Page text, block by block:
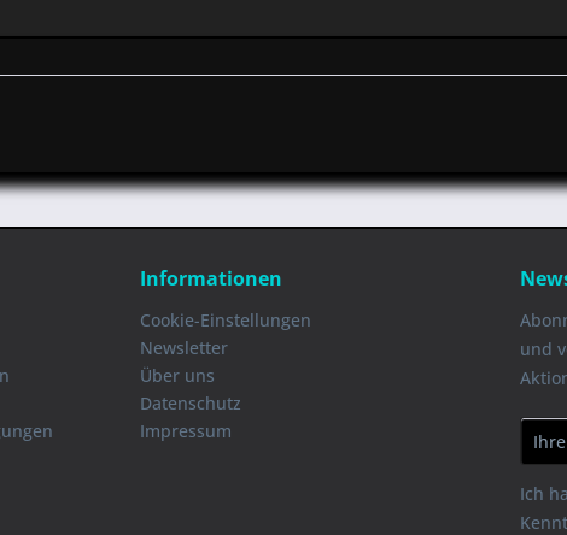
Informationen
Cookie-Einstellungen
Newsletter
Über uns
Datenschutz
Impressum
und
Ich